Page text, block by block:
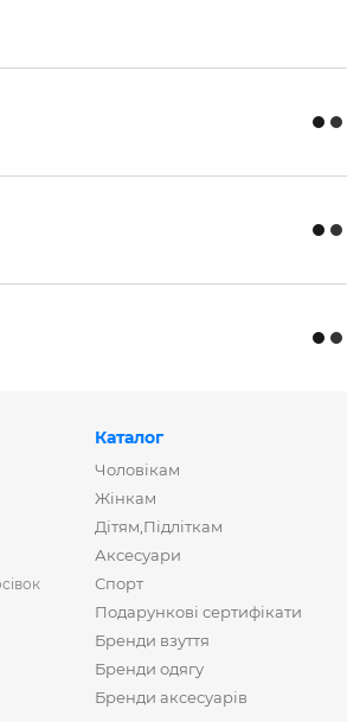
Каталог
Чоловікам
Жінкам
Дітям,Підліткам
Аксесуари
Спорт
Подарункові сертифікати
Бренди взуття
Бренди одягу
Бренди аксесуарів